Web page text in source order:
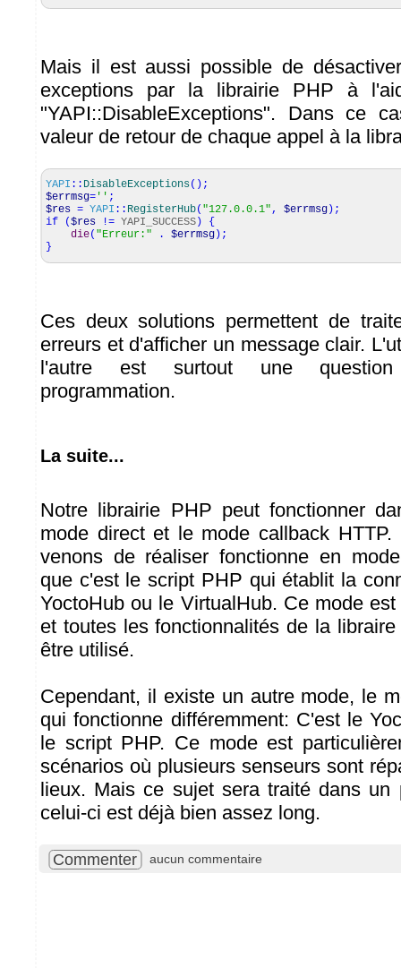
Mais il est aussi possible de
exceptions par la librairie PHP à
"YAPI::DisableExceptions". Dans ce
valeur de retour de chaque appel à la
YAPI :: DisableExceptions( ) ;
$errmsg= '' ;
$res = YAPI :: RegisterHub( "127.0.0.1", $errmsg ) ;
if
($res != YAPI_SUCCESS )
{
die( "Erreur:" . $errmsg ) ;
}
Ces deux solutions permettent de
erreurs et d'afficher un message clair.
l'autre est surtout une
programmation.
La suite...
Notre librairie PHP peut fonctionner
mode direct et le mode callback
venons de réaliser fonctionne en
que c'est le script PHP qui établit la
YoctoHub ou le VirtualHub. Ce mode
et toutes les fonctionnalités de la
être utilisé.
Cependant, il existe un autre mode, le
qui fonctionne différemment: C'est le
le script PHP. Ce mode est
scénarios où plusieurs senseurs sont
lieux. Mais ce sujet sera traité dans un
celui-ci est déjà bien assez long.
Commenter aucun commentaire